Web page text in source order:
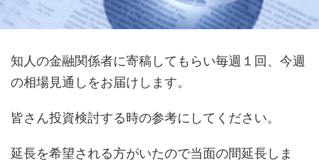
知人の金融関係者に寄稿してもらい毎週１回、今週
の相場見通しをお届けします。
皆さん投資検討する時の参考にしてください。
延長を希望される方がいたので当面の間延長しま